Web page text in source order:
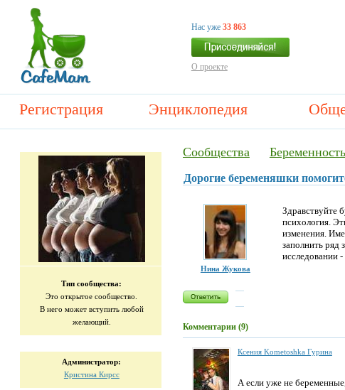
Нас уже 33 863
О проекте
Регистрация Энциклопедия
Тип сообщества:
Это открытое сообщество.
В него может вступить любой
желающий.
Администратор:
Кристина Кирсс
Сообщества Беременность
Дорогие беременяшки
Нина Жукова
Здравствуйте
психология.
изменения.
заполнить ряд
исследовании
Комментарии (9)
Ксения Kometoshka Гурина
А если уже не